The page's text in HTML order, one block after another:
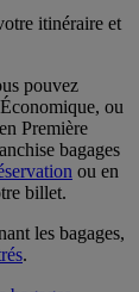
itinéraire et
pouvez
ou
Première
bagages
ou en
billet.
les bagages,
.